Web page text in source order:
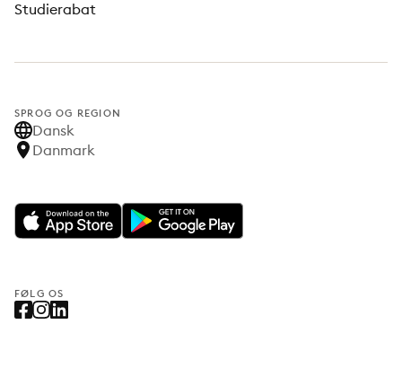
Studierabat
SPROG OG REGION
Dansk
Danmark
FØLG OS